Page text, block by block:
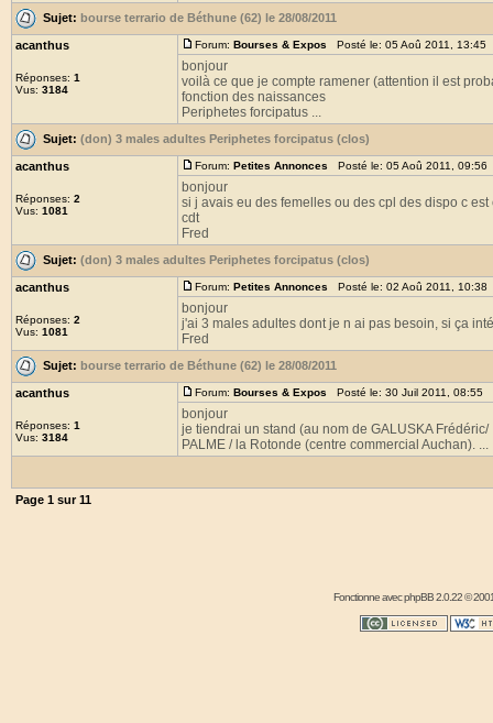
Sujet: bourse terrario de Béthune (62) le 28/08/2011
acanthus
Réponses: 1
Vus: 3184
Forum: Bourses & Expos Posté le: 05 Aoû 2011,
bonjour
voilà ce que je compte ramener (attention il est
fonction des naissances
Periphetes forcipatus ...
Sujet: (don) 3 males adultes Periphetes forcipatus (clos)
acanthus
Réponses: 2
Vus: 1081
Forum: Petites Annonces Posté le: 05 Aoû 2011,
bonjour
si j avais eu des femelles ou des cpl des dispo c
cdt
Fred
Sujet: (don) 3 males adultes Periphetes forcipatus (clos)
acanthus
Réponses: 2
Vus: 1081
Forum: Petites Annonces Posté le: 02 Aoû 2011,
bonjour
j'ai 3 males adultes dont je n ai pas besoin, si ça
Fred
Sujet: bourse terrario de Béthune (62) le 28/08/2011
acanthus
Réponses: 1
Vus: 3184
Forum: Bourses & Expos Posté le: 30 Juil 2011, 08:55
bonjour
je tiendrai un stand (au nom de GALUSKA
PALME / la Rotonde (centre commercial Auchan). ...
Page 1 sur11
Fonctionne avecphpBB2.0.22 ©